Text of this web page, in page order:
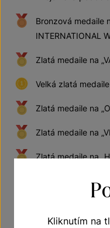
Bronzová medaile
INTERNATIONAL
Zlatá medaile na
Velká zlatá medaile
Zlatá medaile na
Zlatá medaile na
Zlatá medaile na
Zlatá medaile na
Velká zlatá
Kliknutím na